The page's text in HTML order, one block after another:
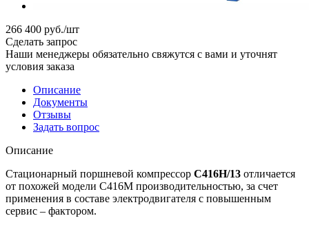
266 400 руб./шт
Сделать запрос
Наши менеджеры обязательно свяжутся с вами и уточнят
условия заказа
Описание
Документы
Отзывы
Задать вопрос
Описание
Стационарный поршневой компрессор С416Н/13 отличается
от похожей модели С416М производительностью, за счет
применения в составе электродвигателя с повышенным
сервис – фактором.